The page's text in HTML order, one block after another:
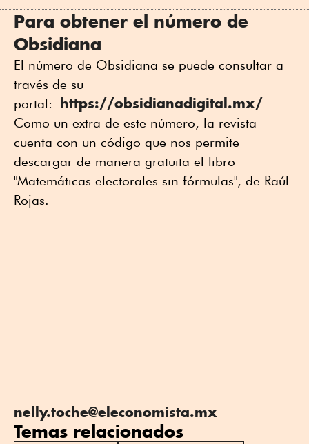
Para obtener el número de
Obsidiana
El número de Obsidiana se puede consultar a
través de su
portal:
https://obsidianadigital.mx/
Como un extra de este número, la revista
cuenta con un código que nos permite
descargar de manera gratuita el libro
"Matemáticas electorales sin fórmulas", de Raúl
Rojas.
nelly.toche@eleconomista.mx
Temas relacionados